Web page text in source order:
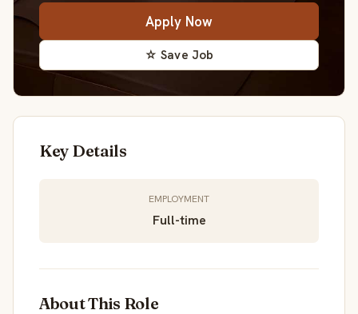
Apply Now
☆ Save Job
Key Details
EMPLOYMENT
Full-time
About This Role